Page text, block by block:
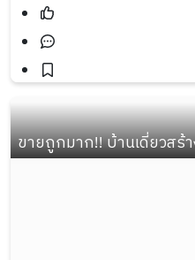
ขายถูกมาก!! บ้านเดี่ยวสร้า